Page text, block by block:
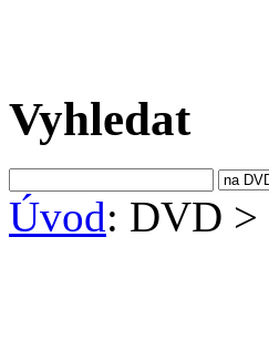
Vyhledat
Úvod: DVD >